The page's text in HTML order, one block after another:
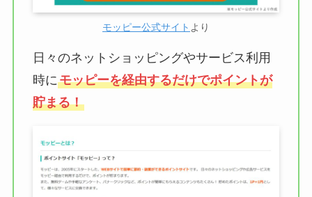
モッピー公式サイト より
日々のネットショッピングやサービス利用
時にモッピーを経由するだけでポイントが
貯まる！